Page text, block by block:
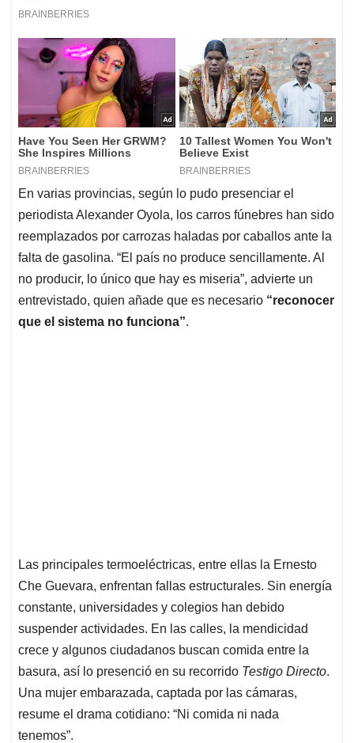
En varias provincias, según lo pudo presenciar el
periodista Alexander Oyola, los carros fúnebres han sido
reemplazados por carrozas haladas por caballos ante la
falta de gasolina. “El país no produce sencillamente. Al
no producir, lo único que hay es miseria”, advierte un
entrevistado, quien añade que es necesario “reconocer
que el sistema no funciona”.
Las principales termoeléctricas, entre ellas la Ernesto
Che Guevara, enfrentan fallas estructurales. Sin energía
constante, universidades y colegios han debido
suspender actividades. En las calles, la mendicidad
crece y algunos ciudadanos buscan comida entre la
basura, así lo presenció en su recorrido Testigo Directo.
Una mujer embarazada, captada por las cámaras,
resume el drama cotidiano: “Ni comida ni nada
tenemos”.